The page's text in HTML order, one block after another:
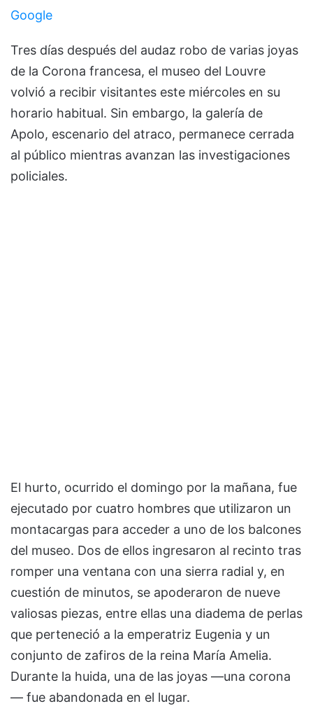
Google
Tres días después del audaz robo de varias joyas
de la Corona francesa, el museo del Louvre
volvió a recibir visitantes este miércoles en su
horario habitual. Sin embargo, la galería de
Apolo, escenario del atraco, permanece cerrada
al público mientras avanzan las investigaciones
policiales.
El hurto, ocurrido el domingo por la mañana, fue
ejecutado por cuatro hombres que utilizaron un
montacargas para acceder a uno de los balcones
del museo. Dos de ellos ingresaron al recinto tras
romper una ventana con una sierra radial y, en
cuestión de minutos, se apoderaron de nueve
valiosas piezas, entre ellas una diadema de perlas
que perteneció a la emperatriz Eugenia y un
conjunto de zafiros de la reina María Amelia.
Durante la huida, una de las joyas —una corona
— fue abandonada en el lugar.